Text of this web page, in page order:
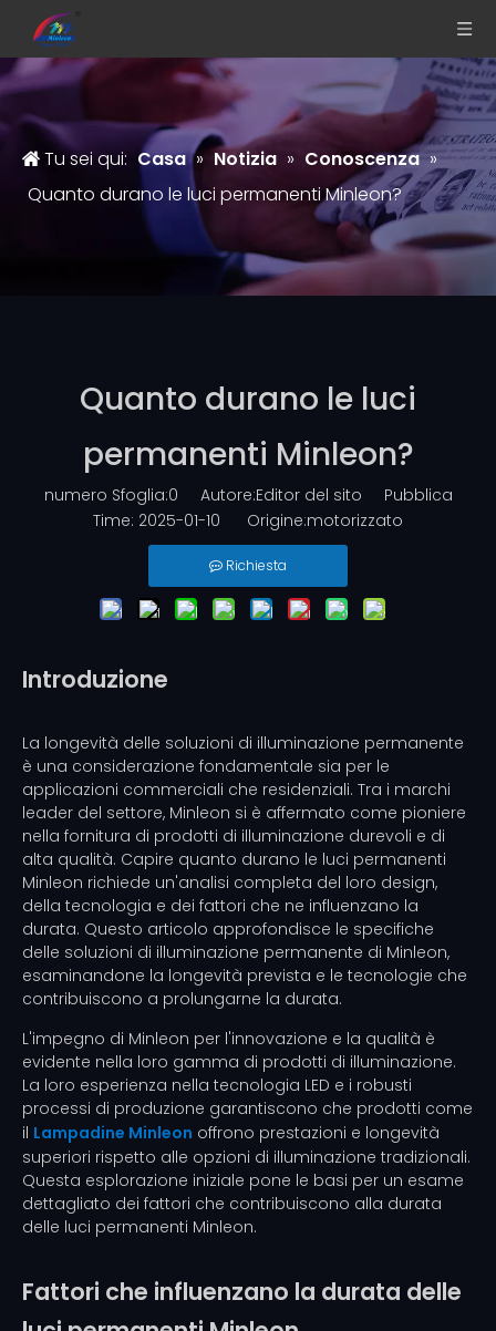
Tu sei qui: Casa » Notizia » Conoscenza »
Quanto durano le luci permanenti Minleon?
Quanto durano le luci
permanenti Minleon?
numero Sfoglia:0 Autore:Editor del sito Pubblica
Time: 2025-01-10 Origine:motorizzato
Richiesta
Introduzione
La longevità delle soluzioni di illuminazione permanente
è una considerazione fondamentale sia per le
applicazioni commerciali che residenziali. Tra i marchi
leader del settore, Minleon si è affermato come pioniere
nella fornitura di prodotti di illuminazione durevoli e di
alta qualità. Capire quanto durano le luci permanenti
Minleon richiede un'analisi completa del loro design,
della tecnologia e dei fattori che ne influenzano la
durata. Questo articolo approfondisce le specifiche
delle soluzioni di illuminazione permanente di Minleon,
esaminandone la longevità prevista e le tecnologie che
contribuiscono a prolungarne la durata.
L'impegno di Minleon per l'innovazione e la qualità è
evidente nella loro gamma di prodotti di illuminazione.
La loro esperienza nella tecnologia LED e i robusti
processi di produzione garantiscono che prodotti come
il Lampadine Minleon offrono prestazioni e longevità
superiori rispetto alle opzioni di illuminazione tradizionali.
Questa esplorazione iniziale pone le basi per un esame
dettagliato dei fattori che contribuiscono alla durata
delle luci permanenti Minleon.
Fattori che influenzano la durata delle